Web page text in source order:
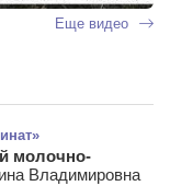
Еще видео
молочно-
Владимировна